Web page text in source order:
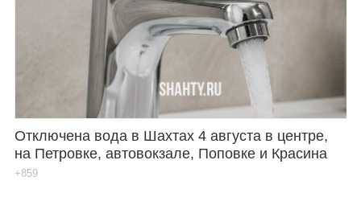
Отключена вода в Шахтах 4 августа в центре,
на Петровке, автовокзале, Поповке и Красина
+859